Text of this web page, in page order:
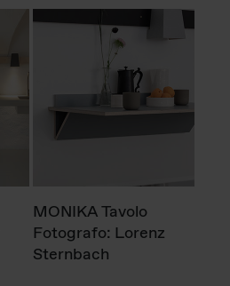
MONIKA Tavolo
Fotografo: Lorenz
Sternbach